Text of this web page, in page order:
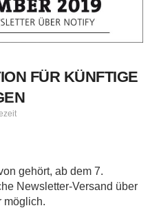
FÜR KÜNFTIGE
gehört, ab dem 7.
Newsletter-Versand über
möglich.